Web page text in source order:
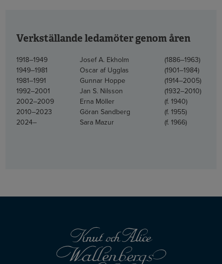
Verkställande ledamöter genom åren
1918–1949 Josef A. Ekholm
(1886–1963)
1949–1981
Oscar af Ugglas
(1901–1984)
1981–1991
Gunnar Hoppe
(1914–2005)
1992–2001
Jan S. Nilsson
(1932–2010)
2002–2009
Erna Möller
(f. 1940)
2010–2023
Göran Sandberg
(f. 1955)
2024–
Sara Mazur (f. 1966)